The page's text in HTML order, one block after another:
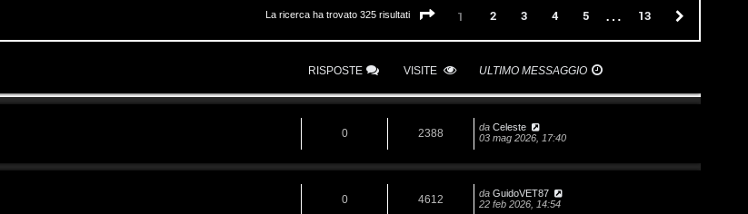
La ricerca ha trovato 325 risultati Pagina di
1 2 3 4 5 … 13
RISPOSTE VISITE ULTIMO MESSAGGIO
0 2388 da Celeste
03 mag 2026, 17:40
0 4612 da GuidoVET87
22 feb 2026, 14:54